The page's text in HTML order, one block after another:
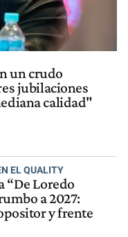
un crudo
jubilaciones
calidad"
EL QUALITY
“De Loredo
a 2027:
y frente